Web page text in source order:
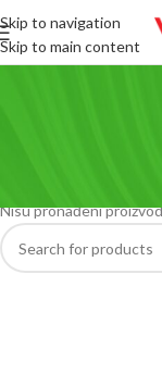
Skip to navigation
Skip to main content
Nisu pronađeni